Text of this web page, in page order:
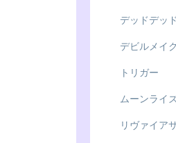
デッドデッ
デビルメイ
トリガー
ムーンライ
リヴァイア